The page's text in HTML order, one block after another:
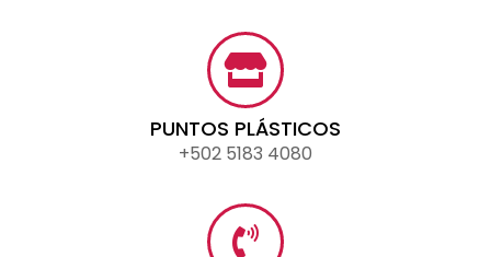
PUNTOS PLÁSTICOS
+502 5183 4080